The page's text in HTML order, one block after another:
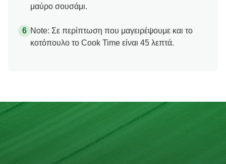
μαύρο σουσάμι.
Note: Σε περίπτωση που μαγειρέψουμε και το
κοτόπουλο το Cook Time είναι 45 λεπτά.